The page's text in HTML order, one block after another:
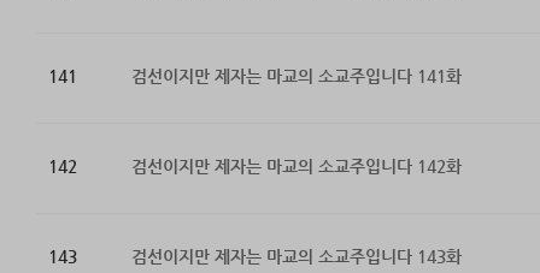
141 검선이지만 제자는 마교의 소교주입니다 141화
142 검선이지만 제자는 마교의 소교주입니다 142화
143 검선이지만 제자는 마교의 소교주입니다 143화